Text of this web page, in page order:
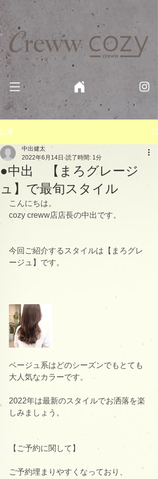
京都・四条 烏丸の美容室・美容院【Creww KYOTO (クルー)】【cozy creww(コージークルー)】 京都市 ヘ
記事
●中出 【まろグレージ
ュ】で最旬スタイル
中出健太
2022年6月14日 読了時間: 1分
こんにちは。
cozy creww店店長の中出です。
今回ご紹介するスタイルは【まろグレ
ージュ】です。
ベージュ系はどのシーズンでもとても
大人気なカラーです。
2022年は最新のスタイルでお洒落を楽
しみましょう。
【ご予約に関して】
ご予約埋まりやすくなっており、